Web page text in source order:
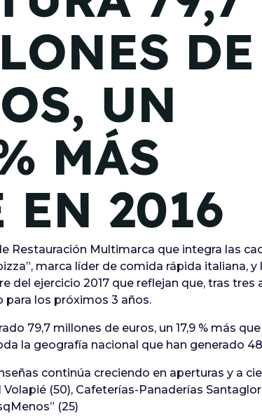
de
DE
UN
MÁS
EN 2016
Restauración Multimarca que integra las
marca líder de comida rápida
del ejercicio 2017 que reflejan que, tras
para los próximos 3 años.
79,7 millones de euros, un 17,9 % más
la geografía nacional que han generado
continúa creciendo en aperturas y a
(50), Cafeterías-Panaderías
(25)